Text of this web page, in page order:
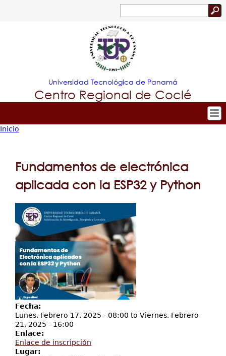
Jump to navigation
de
búsqueda
Universidad Tecnológica de Panamá
Centro Regional de Coclé
Tropical
Principal
Admisión
Investigación y Desarrollo
Extensión
Servicios
Proyectos
está
Inicio
Fundamentos de electrónica
aplicada con la ESP32 y Python
Fecha:
Lunes, Febrero 17, 2025 - 08:00 to Viernes, Febrero
21, 2025 - 16:00
Enlace:
Enlace de inscripción
Lugar: